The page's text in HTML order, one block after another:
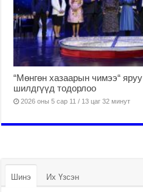
“Мөнгөн хазаарын чимээ“
шилдгүүд тодорлоо
2026 оны 5 сар 11 / 13 цаг 32 минут
Шинэ Их Үзсэн